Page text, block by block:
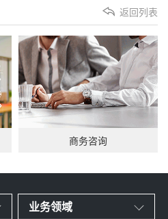
返回列表
商务咨询
业务领域